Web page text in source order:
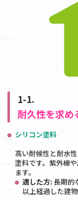
1-1.
耐久性を求め
シリコン塗料
高い耐候性と耐水
塗料です。紫外線
ます。
適した方: 長期的
以上経過した建